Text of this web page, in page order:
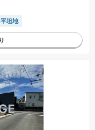
平坦地